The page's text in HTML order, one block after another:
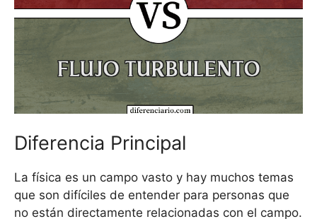
Diferencia Principal
La física es un campo vasto y hay muchos temas
que son difíciles de entender para personas que
no están directamente relacionadas con el campo.